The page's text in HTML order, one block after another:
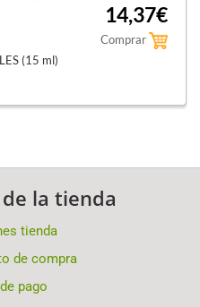
14,37€
Comprar
(15 ml)
la tienda
tienda
de compra
pago